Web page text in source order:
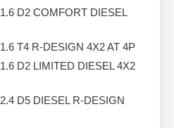
1.6 D2 COMFORT DIESEL
1.6 T4 R-DESIGN 4X2 AT 4P
1.6 D2 LIMITED DIESEL 4X2
2.4 D5 DIESEL R-DESIGN